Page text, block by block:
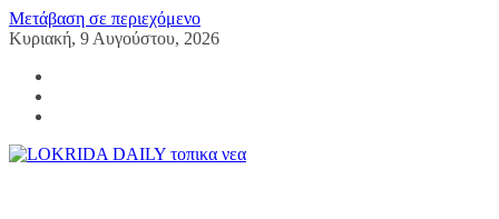
Μετάβαση σε περιεχόμενο
Κυριακή, 9 Αυγούστου, 2026